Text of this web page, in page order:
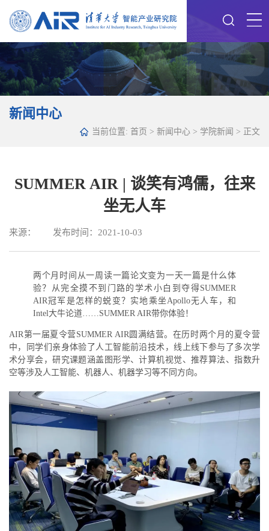
新闻中心
当前位置: 首页 > 新闻中心 > 学院新闻 > 正文
SUMMER AIR | 谈笑有鸿儒，往来
坐无人车
来源： 发布时间：2021-10-03
两个月时间从一周读一篇论文变为一天一篇是什么体
验？从完全摸不到门路的学术小白到夺得SUMMER
AIR冠军是怎样的蜕变？实地乘坐Apollo无人车，和
Intel大牛论道……SUMMER AIR带你体验！
AIR第一届夏令营SUMMER AIR圆满结营。在历时两个月的夏令营
中，同学们亲身体验了人工智能前沿技术，线上线下参与了多次学
术分享会，研究课题涵盖图形学、计算机视觉、推荐算法、指数升
空等涉及人工智能、机器人、机器学习等不同方向。